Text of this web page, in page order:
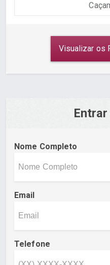
Visualizar os
Nome Completo
Email
Telefone